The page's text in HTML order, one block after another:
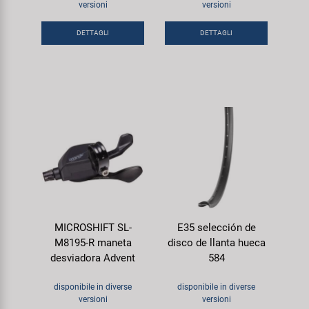
Trail-Gator
versioni
DETTAGLI
versioni
DETTAGLI
MICROSHIFT SL-
M8195-R maneta
desviadora Advent
disponibile in diverse
versioni
E35 selección de
disco de llanta hueca
584
disponibile in diverse
versioni